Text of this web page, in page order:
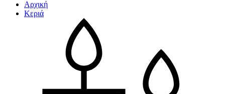
Αρχική
Κεριά